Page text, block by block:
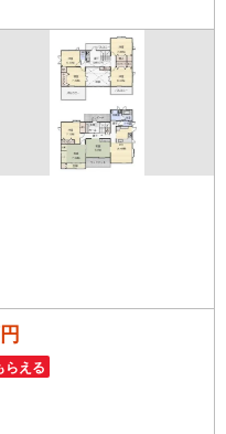
り変動あり）現地のご案内も
お問い合わせください！
らえる